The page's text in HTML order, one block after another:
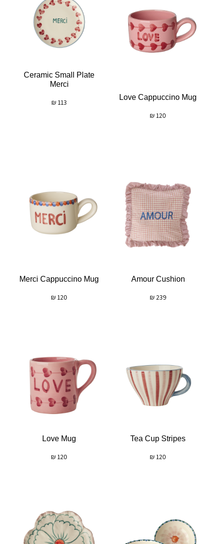
Love Cappuccino Mug
120
₪
Ceramic Small Plate
Merci
113
₪
Amour Cushion
239
₪
Merci Cappuccino Mug
120
₪
Tea Cup Stripes
120
₪
Love Mug
120
₪